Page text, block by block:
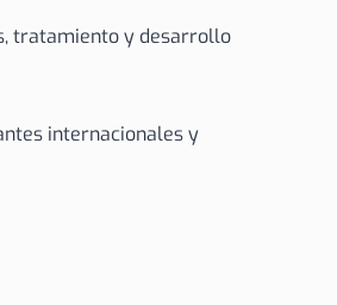
tratamiento y desarrollo
internacionales y